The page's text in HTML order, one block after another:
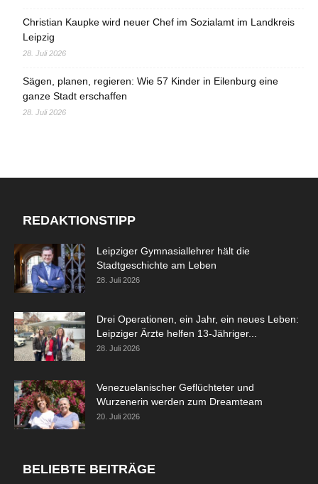
Christian Kaupke wird neuer Chef im Sozialamt im Landkreis
Leipzig
28. Juli 2026
Sägen, planen, regieren: Wie 57 Kinder in Eilenburg eine
ganze Stadt erschaffen
28. Juli 2026
REDAKTIONSTIPP
Leipziger Gymnasiallehrer hält die
Stadtgeschichte am Leben
28. Juli 2026
Drei Operationen, ein Jahr, ein neues Leben:
Leipziger Ärzte helfen 13-Jähriger...
28. Juli 2026
Venezuelanischer Geflüchteter und
Wurzenerin werden zum Dreamteam
20. Juli 2026
BELIEBTE BEITRÄGE